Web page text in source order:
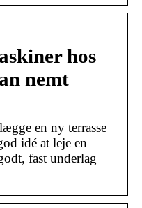
hos
nemt
en ny terrasse
idé at leje en
fast underlag